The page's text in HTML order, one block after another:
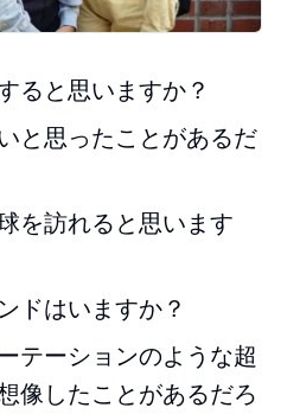
ると思いますか？
と思ったことがあるだ
を訪れると思います
ドはいますか？
テーションのような超
像したことがあるだろ